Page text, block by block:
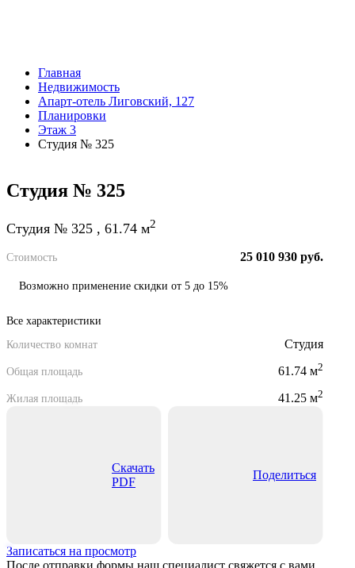
Главная
Недвижимость
Апарт-отель Лиговский, 127
Планировки
Этаж 3
Студия № 325
Студия № 325
Студия № 325 , 61.74 м2
Стоимость 25 010 930 руб.
Возможно применение скидки от 5 до 15%
Все характеристики
Количество комнат
Студия
Общая площадь 61.74 м2
Жилая площадь 41.25 м2
Скачать
PDF
Поделиться
Записаться на просмотр